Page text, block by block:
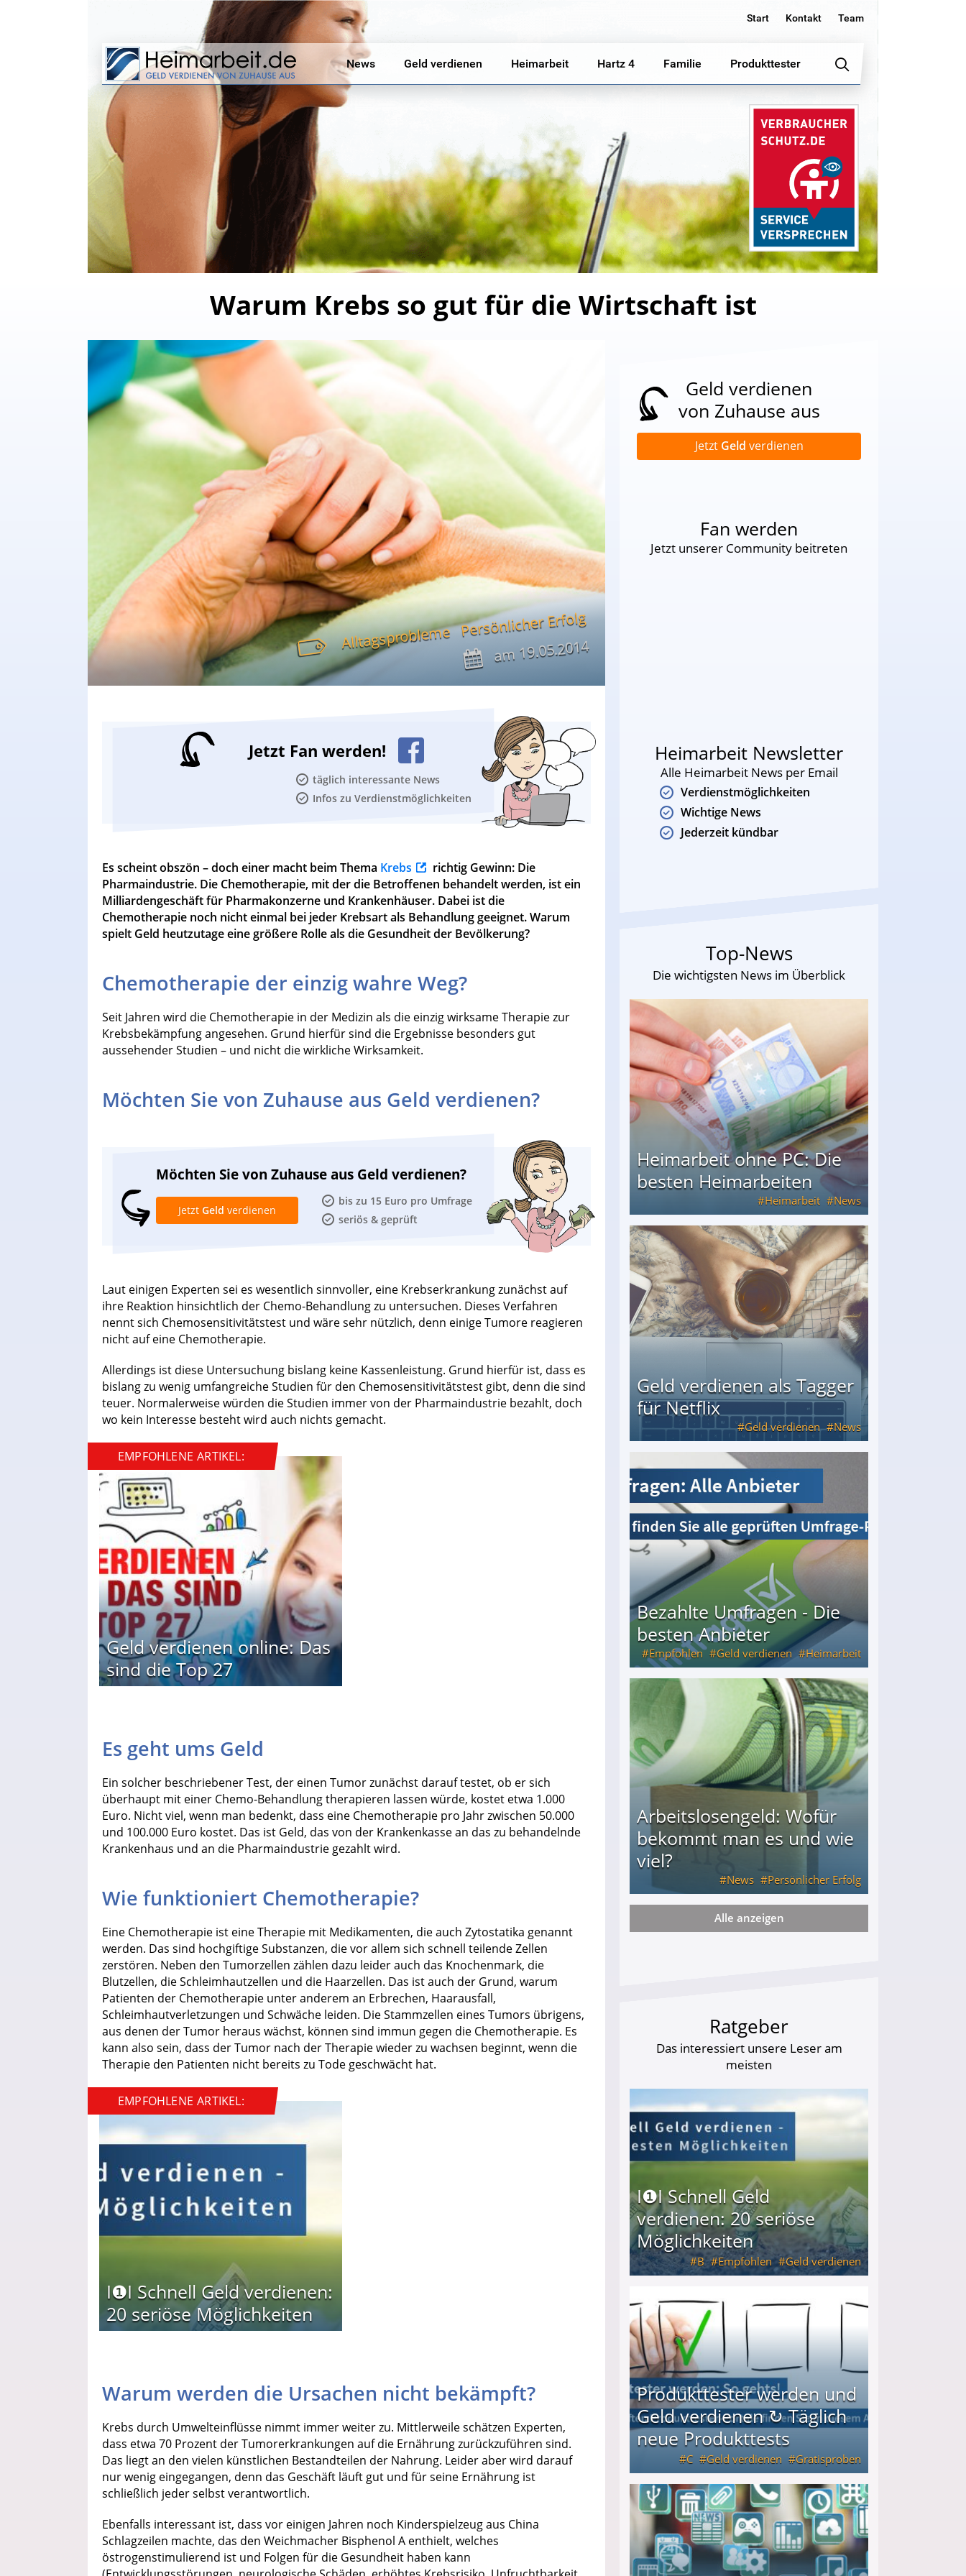
Start Kontakt Team
News Geld verdienen Heimarbeit Hartz 4 Familie Produkttester
Warum Krebs so gut für die Wirtschaft ist
Alltagsprobleme Persönlicher Erfolg
am19.05.2014
Jetzt Fan werden!
täglich interessante News
Infos zu Verdienstmöglichkeiten
Es scheint obszön – doch einer macht beim Thema Krebs
richtig Gewinn: Die
Pharmaindustrie. Die Chemotherapie, mit der die Betroffenen behandelt werden, ist ein
Milliardengeschäft für Pharmakonzerne und Krankenhäuser. Dabei ist die
Chemotherapie noch nicht einmal bei jeder Krebsart als Behandlung geeignet. Warum
spielt Geld heutzutage eine größere Rolle als die Gesundheit der Bevölkerung?
Chemotherapie der einzig wahre Weg?
Seit Jahren wird die Chemotherapie in der Medizin als die einzig wirksame Therapie zur
Krebsbekämpfung angesehen. Grund hierfür sind die Ergebnisse besonders gut
aussehender Studien – und nicht die wirkliche Wirksamkeit.
Möchten Sie von Zuhause aus Geld verdienen?
Möchten Sie von Zuhause aus Geld verdienen?
bis zu 15 Euro pro Umfrage
seriös & geprüft
Jetzt Geld verdienen
Laut einigen Experten sei es wesentlich sinnvoller, eine Krebserkrankung zunächst auf
ihre Reaktion hinsichtlich der Chemo-Behandlung zu untersuchen. Dieses Verfahren
nennt sich Chemosensitivitätstest und wäre sehr nützlich, denn einige Tumore reagieren
nicht auf eine Chemotherapie.
Allerdings ist diese Untersuchung bislang keine Kassenleistung. Grund hierfür ist, dass es
bislang zu wenig umfangreiche Studien für den Chemosensitivitätstest gibt, denn die sind
teuer. Normalerweise würden die Studien immer von der Pharmaindustrie bezahlt, doch
wo kein Interesse besteht wird auch nichts gemacht.
EMPFOHLENE ARTIKEL:
Geld verdienen online: Das
sind die Top 27
Es geht ums Geld
Ein solcher beschriebener Test, der einen Tumor zunächst darauf testet, ob er sich
überhaupt mit einer Chemo-Behandlung therapieren lassen würde, kostet etwa 1.000
Euro. Nicht viel, wenn man bedenkt, dass eine Chemotherapie pro Jahr zwischen 50.000
und 100.000 Euro kostet. Das ist Geld, das von der Krankenkasse an das zu behandelnde
Krankenhaus und an die Pharmaindustrie gezahlt wird.
Wie funktioniert Chemotherapie?
Eine Chemotherapie ist eine Therapie mit Medikamenten, die auch Zytostatika genannt
werden. Das sind hochgiftige Substanzen, die vor allem sich schnell teilende Zellen
zerstören. Neben den Tumorzellen zählen dazu leider auch das Knochenmark, die
Blutzellen, die Schleimhautzellen und die Haarzellen. Das ist auch der Grund, warum
Patienten der Chemotherapie unter anderem an Erbrechen, Haarausfall,
Schleimhautverletzungen und Schwäche leiden. Die Stammzellen eines Tumors übrigens,
aus denen der Tumor heraus wächst, können sind immun gegen die Chemotherapie. Es
kann also sein, dass der Tumor nach der Therapie wieder zu wachsen beginnt, wenn die
Therapie den Patienten nicht bereits zu Tode geschwächt hat.
EMPFOHLENE ARTIKEL:
I❶I Schnell Geld verdienen:
20 seriöse Möglichkeiten
Warum werden die Ursachen nicht bekämpft?
Krebs durch Umwelteinflüsse nimmt immer weiter zu. Mittlerweile schätzen Experten,
dass etwa 70 Prozent der Tumorerkrankungen auf die Ernährung zurückzuführen sind.
Das liegt an den vielen künstlichen Bestandteilen der Nahrung. Leider aber wird darauf
nur wenig eingegangen, denn das Geschäft läuft gut und für seine Ernährung ist
schließlich jeder selbst verantwortlich.
Ebenfalls interessant ist, dass vor einigen Jahren noch Kinderspielzeug aus China
Schlagzeilen machte, das den Weichmacher Bisphenol A enthielt, welches
östrogenstimulierend ist und Folgen für die Gesundheit haben kann
Geld verdienen
von Zuhause aus
Jetzt Geld verdienen
Fan werden
Jetzt unserer Community beitreten
Heimarbeit Newsletter
Alle Heimarbeit News per Email
Verdienstmöglichkeiten
Wichtige News
Jederzeit kündbar
Top-News
Die wichtigsten News im Überblick
Heimarbeit ohne PC: Die
besten Heimarbeiten
Heimarbeit News
Heimarbeit ohne PC: Die besten Heimarbeiten
Geld verdienen als Tagger
für Netflix
Geld verdienen News
Bezahlte Umfragen - Die
besten Anbieter
Empfohlen Geld verdienen Heimarbeit
Arbeitslosengeld: Wofür
bekommt man es und wie
viel?
News Persönlicher Erfolg
Arbeitslosengeld: Wofür bekommt man es und wie viel?
Alle anzeigen
Ratgeber
Das interessiert unsere Leser am
meisten
I❶I Schnell Geld
verdienen: 20 seriöse
Möglichkeiten
B Empfohlen Geld verdienen
Produkttester werden und
Geld verdienen ↻ Täglich
neue Produkttests
C Geld verdienen Gratisproben
Produkttester werden und Geld verdienen ↻ Täglich neue Produkttests